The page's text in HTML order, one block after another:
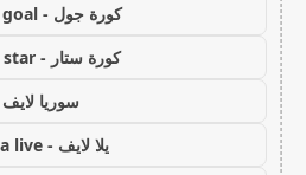
كورة جول - kora goal
كورة ستار - kora star
سوريا لايف
يلا لايف - yalla live